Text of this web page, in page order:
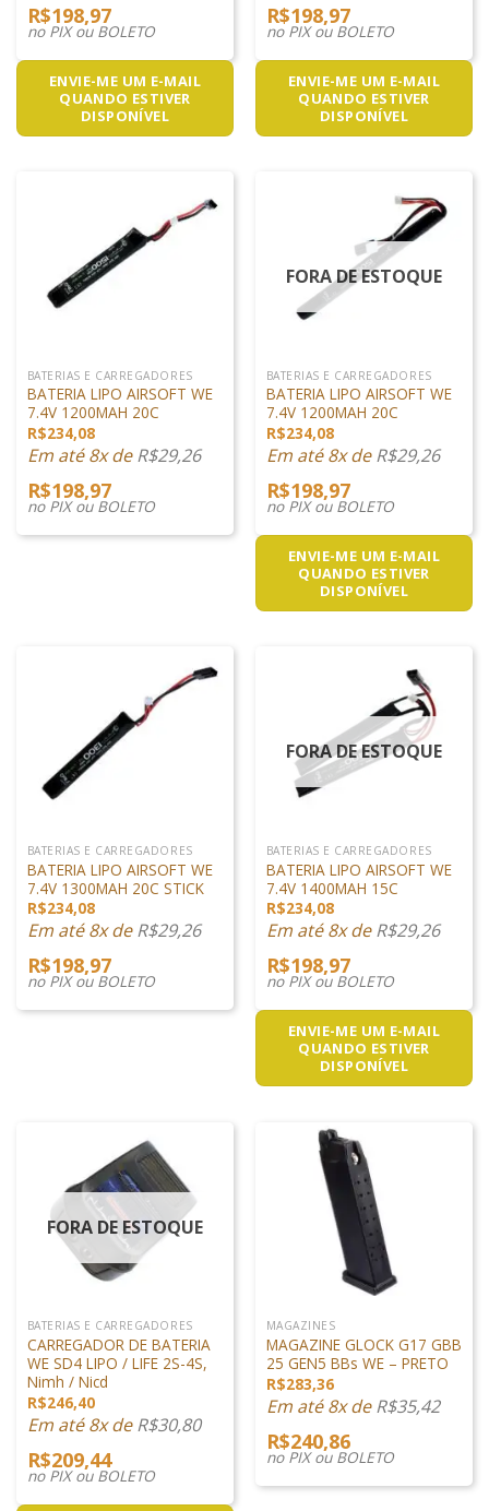
R$198,97
no PIX ou BOLETO
ENVIE-ME UM E-MAIL
QUANDO ESTIVER
DISPONÍVEL
R$198,97
no PIX ou BOLETO
ENVIE-ME UM E-MAIL
QUANDO ESTIVER
DISPONÍVEL
BATERIAS E CARREGADORES
BATERIA LIPO AIRSOFT WE
7.4V 1200MAH 20C
R$234,08
Em até 8x deR$29,26
R$198,97
no PIX ou BOLETO
FORA DE ESTOQUE
BATERIAS E CARREGADORES
BATERIA LIPO AIRSOFT WE
7.4V 1200MAH 20C
R$234,08
Em até 8x deR$29,26
R$198,97
no PIX ou BOLETO
ENVIE-ME UM E-MAIL
QUANDO ESTIVER
DISPONÍVEL
BATERIAS E CARREGADORES
BATERIA LIPO AIRSOFT WE
7.4V 1300MAH 20C STICK
R$234,08
Em até 8x deR$29,26
R$198,97
no PIX ou BOLETO
FORA DE ESTOQUE
BATERIAS E CARREGADORES
BATERIA LIPO AIRSOFT WE
7.4V 1400MAH 15C
R$234,08
Em até 8x deR$29,26
R$198,97
no PIX ou BOLETO
ENVIE-ME UM E-MAIL
QUANDO ESTIVER
DISPONÍVEL
FORA DE ESTOQUE
BATERIAS E CARREGADORES
CARREGADOR DE BATERIA
WE SD4 LIPO / LIFE 2S-4S,
Nimh / Nicd
R$246,40
Em até 8x deR$30,80
R$209,44
no PIX ou BOLETO
MAGAZINES
MAGAZINE GLOCK G17 GBB
25 GEN5 BBs WE – PRETO
R$283,36
Em até 8x deR$35,42
R$240,86
no PIX ou BOLETO